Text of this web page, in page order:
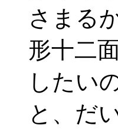
さまる
形十二
したい
と、だ